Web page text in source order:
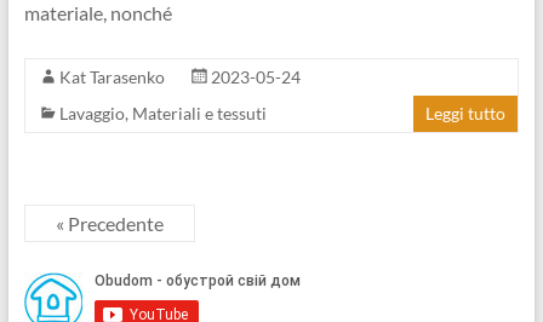
materiale, nonché
Kat Tarasenko
2023-05-24
Lavaggio, Materiali e tessuti Leggi tutto
« Precedente